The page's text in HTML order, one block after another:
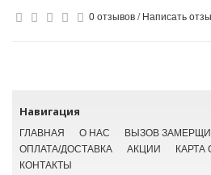
0 отзывов / Написать
Навигация
ГЛАВНАЯ О НАС ВЫЗОВ
ОПЛАТА/ДОСТАВКА
АКЦИИ КАРТА
КОНТАКТЫ